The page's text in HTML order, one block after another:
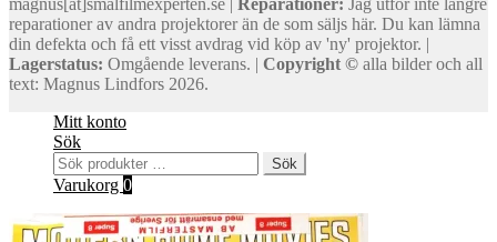
reparationer av andra projektorer än de som säljs här. Du kan lämna
din defekta och få ett visst avdrag vid köp av 'ny' projektor. |
Lagerstatus: Omgående leverans. | Copyright © alla bilder och all
text: Magnus Lindfors 2026.
Mitt konto
Sök
Sök
efter:
Sök
Varukorg 0